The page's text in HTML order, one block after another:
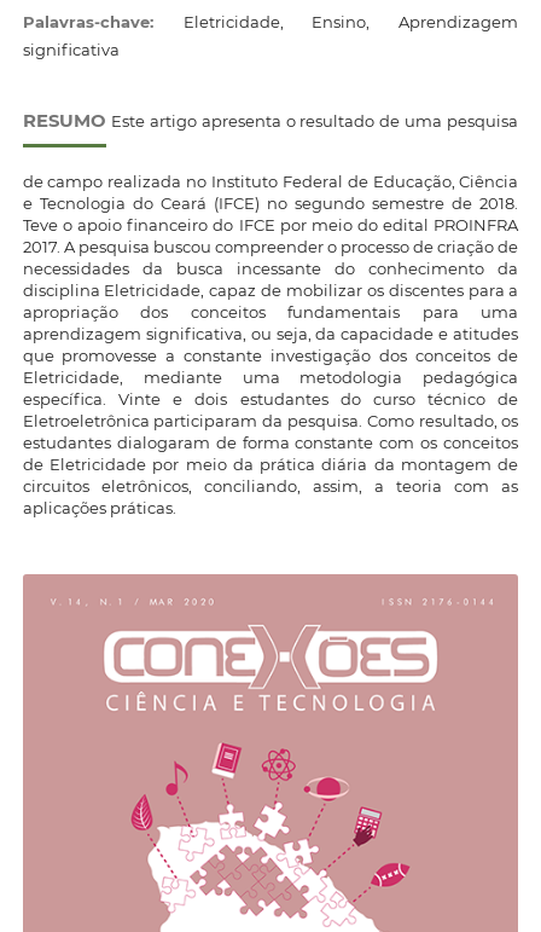
Palavras-chave: Eletricidade, Ensino, Aprendizagem
significativa
RESUMO Este artigo apresenta o resultado de uma pesquisa
de campo realizada no Instituto Federal de Educação, Ciência
e Tecnologia do Ceará (IFCE) no segundo semestre de 2018.
Teve o apoio financeiro do IFCE por meio do edital PROINFRA
2017. A pesquisa buscou compreender o processo de criação de
necessidades da busca incessante do conhecimento da
disciplina Eletricidade, capaz de mobilizar os discentes para a
apropriação dos conceitos fundamentais para uma
aprendizagem significativa, ou seja, da capacidade e atitudes
que promovesse a constante investigação dos conceitos de
Eletricidade, mediante uma metodologia pedagógica
específica. Vinte e dois estudantes do curso técnico de
Eletroeletrônica participaram da pesquisa. Como resultado, os
estudantes dialogaram de forma constante com os conceitos
de Eletricidade por meio da prática diária da montagem de
circuitos eletrônicos, conciliando, assim, a teoria com as
aplicações práticas.